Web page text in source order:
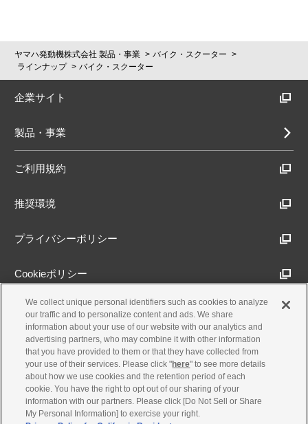
ヤマハ発動機株式会社 製品・事業
バイク・スクーター
ラインナップ
バイク・スクーター
企業サイト
製品・事業
ご利用規約
推奨環境
プライバシーポリシー
Cookieポリシー
アクセシビリティ方針
古物営業法に基づく表示
製品・事業のお問合せ
We collect unique personal identifiers such as cookies to analyze
our traffic and to personalize content and ads. We share
information about your use of our website with our analytics and
advertising partners, who may combine it with other information
that you have provided to them or that they have collected from
your use of their services. Please click "here" to see more details
about how we use cookies and the retention period of each
cookie. You have the right to opt out of our sharing of your
information with our partners. Please click [Do Not Sell or Share
My Personal Information] to exercise your right.